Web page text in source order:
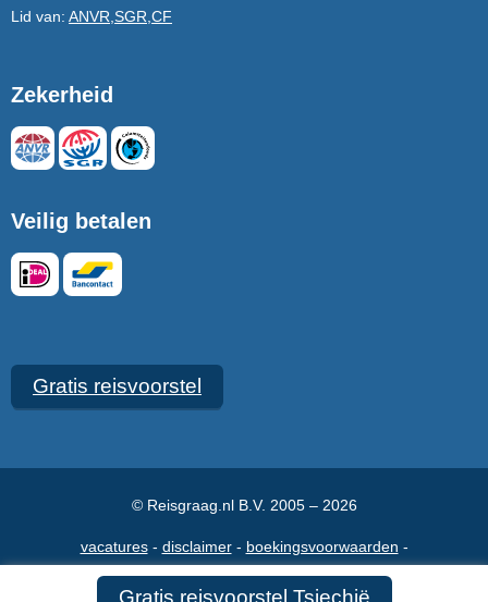
Gratis reisvoorstel Tsjechië
Lid van: ANVR,SGR,CF
Zekerheid
Veilig betalen
Gratis reisvoorstel
© Reisgraag.nl B.V. 2005 – 2026
vacatures disclaimer boekingsvoorwaarden
veelgestelde vragen over ons maak een afspraak